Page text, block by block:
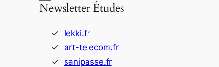
Newsletter Études
lekki.fr
art-telecom.fr
sanipasse.fr